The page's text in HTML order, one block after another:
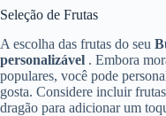
Seleção de Frutas
A escolha das frutas do seu
personalizável . Embora
populares, você pode
gosta. Considere incluir
dragão para adicionar um